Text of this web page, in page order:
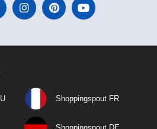
Shoppingspout FR